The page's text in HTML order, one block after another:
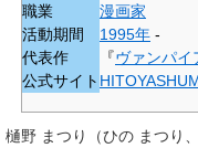
職業
漫画家
活動期間
1995年 -
代表作
『ヴァンパイ
公式サイト
樋野 まつり （ひの まつり、